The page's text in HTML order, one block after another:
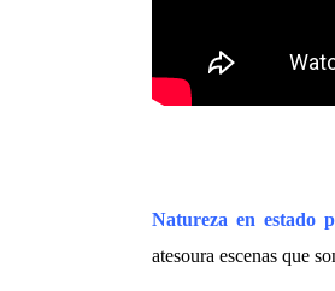
Natureza en estado
atesoura escenas que